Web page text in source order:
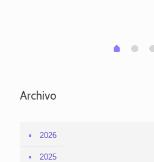
0 1
Archivo
2026
2025